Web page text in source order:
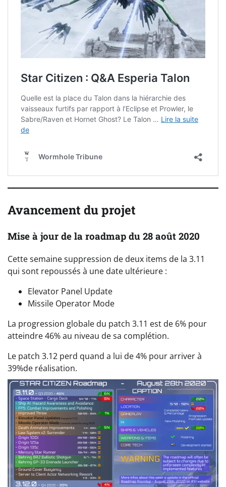
Avancement du projet
Mise à jour de la roadmap du 28 août 2020
Cette semaine suppression de deux items de la 3.11
qui sont repoussés à une date ultérieure :
Elevator Panel Update
Missile Operator Mode
La progression globale du patch 3.11 est de 6% pour
atteindre 46% au niveau de sa complétion.
Le patch 3.12 perd quand a lui de 4% pour arriver à
39%de réalisation.